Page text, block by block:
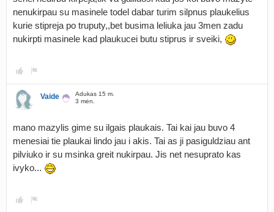
nenukirpau su masinele todel dabar turim silpnus plaukelius
kurie stipreja po truputy,,bet busima leliuka jau 3men zadu
nukirpti masinele kad plaukucei butu stiprus ir sveiki,
Vaide
Adukas 15 m.
3 mėn.
mano mazylis gime su ilgais plaukais. Tai kai jau buvo 4
menesiai tie plaukai lindo jau i akis. Tai as ji pasiguldziau ant
pilviuko ir su msinka greit nukirpau. Jis net nesuprato kas
ivyko...